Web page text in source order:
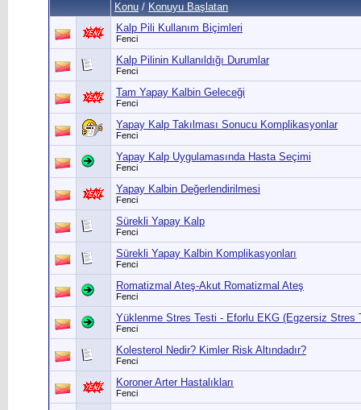
Konu / Konuyu Başlatan
Kalp Pili Kullanım Biçimleri
Fenci
Kalp Pilinin Kullanıldığı Durumlar
Fenci
Tam Yapay Kalbin Geleceği
Fenci
Yapay Kalp Takılması Sonucu Komplikasyonlar
Fenci
Yapay Kalp Uygulamasında Hasta Seçimi
Fenci
Yapay Kalbin Değerlendirilmesi
Fenci
Sürekli Yapay Kalp
Fenci
Sürekli Yapay Kalbin Komplikasyonları
Fenci
Romatizmal Ateş-Akut Romatizmal Ateş
Fenci
Yüklenme Stres Testi - Eforlu EKG (Egzersiz Stres
Fenci
Kolesterol Nedir? Kimler Risk Altındadır?
Fenci
Koroner Arter Hastalıkları
Fenci